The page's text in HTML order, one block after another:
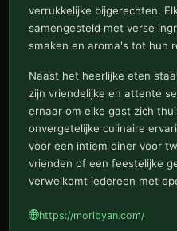
verrukkelijke bijgerechten.
samengesteld met verse
smaken en aroma's tot hun
Naast het heerlijke eten
zijn vriendelijke en attente
ernaar om elke gast zich
onvergetelijke culinaire
voor een intiem diner voor
vrienden of een feestelijke
verwelkomt iedereen met
https://moribyan.com/